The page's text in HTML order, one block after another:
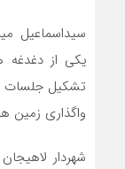
سیداسماعیل
یکی از دغدغه
تشکیل جلسات
واگذاری زمین
شهردار